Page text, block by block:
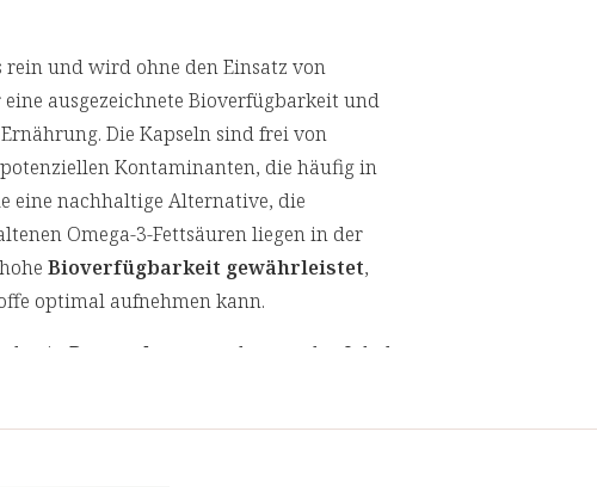
[1] Die positive Wirkung stellt sich bei
rein und wird ohne den Einsatz von
ausgezeichnete Bioverfügbarkeit und
Die Kapseln sind frei von
Kontaminanten, die häufig in
eine nachhaltige Alternative, die
Omega-3-Fettsäuren liegen in der
Bioverfügbarkeit gewährleistet,
optimal aufnehmen kann.
in Braunglas
verpackt, was den Inhalt